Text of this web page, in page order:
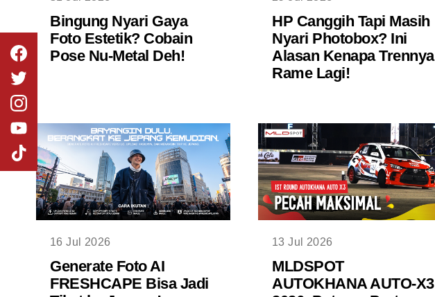
Bingung Nyari Gaya
Foto Estetik? Cobain
Pose Nu-Metal Deh!
HP Canggih Tapi Masih
Nyari Photobox? Ini
Alasan Kenapa Trennya
Rame Lagi!
16 Jul 2026
Generate Foto AI
FRESHCAPE Bisa Jadi
13 Jul 2026
MLDSPOT
AUTOKHANA AUTO-X3